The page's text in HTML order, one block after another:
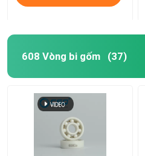
608 Vòng bi gốm (37)